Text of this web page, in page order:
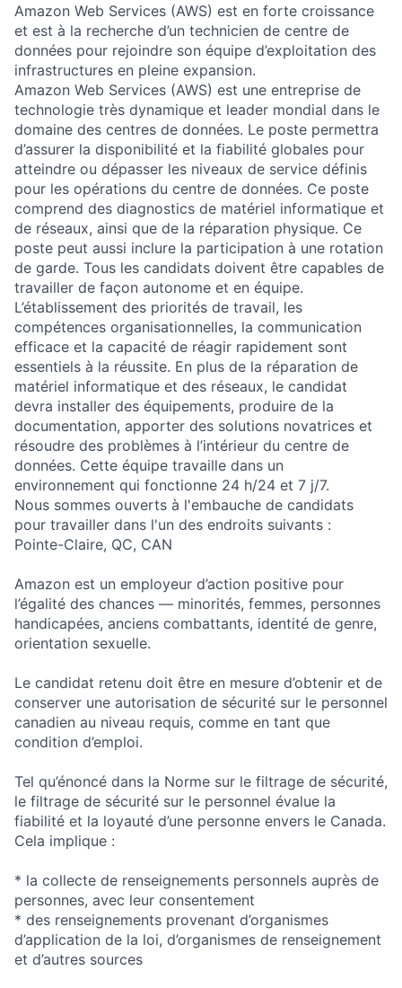
Amazon Web Services (AWS) est en forte croissance
et est à la recherche d’un technicien de centre de
données pour rejoindre son équipe d’exploitation des
infrastructures en pleine expansion.
Amazon Web Services (AWS) est une entreprise de
technologie très dynamique et leader mondial dans le
domaine des centres de données. Le poste permettra
d’assurer la disponibilité et la fiabilité globales pour
atteindre ou dépasser les niveaux de service définis
pour les opérations du centre de données. Ce poste
comprend des diagnostics de matériel informatique et
de réseaux, ainsi que de la réparation physique. Ce
poste peut aussi inclure la participation à une rotation
de garde. Tous les candidats doivent être capables de
travailler de façon autonome et en équipe.
L’établissement des priorités de travail, les
compétences organisationnelles, la communication
efficace et la capacité de réagir rapidement sont
essentiels à la réussite. En plus de la réparation de
matériel informatique et des réseaux, le candidat
devra installer des équipements, produire de la
documentation, apporter des solutions novatrices et
résoudre des problèmes à l’intérieur du centre de
données. Cette équipe travaille dans un
environnement qui fonctionne 24 h/24 et 7 j/7.
Nous sommes ouverts à l'embauche de candidats
pour travailler dans l'un des endroits suivants :
Pointe-Claire, QC, CAN
Amazon est un employeur d’action positive pour
l’égalité des chances — minorités, femmes, personnes
handicapées, anciens combattants, identité de genre,
orientation sexuelle.
Le candidat retenu doit être en mesure d’obtenir et de
conserver une autorisation de sécurité sur le personnel
canadien au niveau requis, comme en tant que
condition d’emploi.
Tel qu’énoncé dans la Norme sur le filtrage de sécurité,
le filtrage de sécurité sur le personnel évalue la
fiabilité et la loyauté d’une personne envers le Canada.
Cela implique :
* la collecte de renseignements personnels auprès de
personnes, avec leur consentement
* des renseignements provenant d’organismes
d’application de la loi, d’organismes de renseignement
et d’autres sources